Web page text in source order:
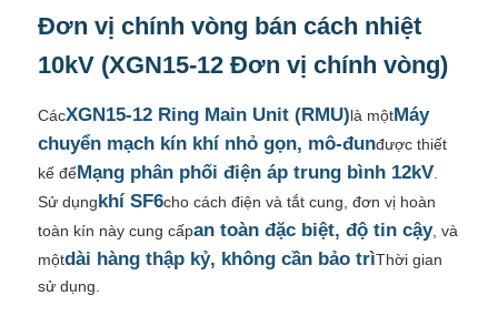
Đơn vị chính vòng bán cách nhiệt
10kV (XGN15-12 Đơn vị chính vòng)
CácXGN15-12 Ring Main Unit (RMU)là mộtMáy
chuyển mạch kín khí nhỏ gọn, mô-đunđược thiết
kế đểMạng phân phối điện áp trung bình 12kV
Sử dụngkhí SF6cho cách điện và tắt cung, đơn vị hoàn
toàn kín này cung cấpan toàn đặc biệt, độ tin cậy, và
mộtdài hàng thập kỷ, không cần bảo trìThời gian
sử dụng.